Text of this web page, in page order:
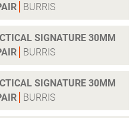
BURRIS
SIGNATURE 30MM
BURRIS
SIGNATURE 30MM
BURRIS